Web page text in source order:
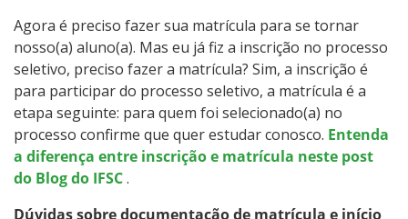
Educação a Distância
Todos os cursos
Processo de Inscrição
Agora é preciso fazer sua matrícula para se tornar
nosso(a) aluno(a). Mas eu já fiz a inscrição no processo
seletivo, preciso fazer a matrícula? Sim, a inscrição é
para participar do processo seletivo, a matrícula é a
etapa seguinte: para quem foi selecionado(a) no
processo confirme que quer estudar conosco. Entenda
a diferença entre inscrição e matrícula neste post
do Blog do IFSC.
Dúvidas sobre documentação de matrícula e início